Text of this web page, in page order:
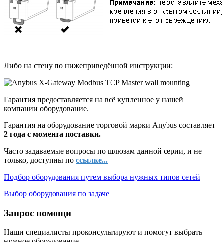
Либо на стену по нижеприведённой инструкции:
Гарантия предоставляется на всё купленное у нашей
компании оборудование.
Гарантия на оборудование торговой марки Anybus составляет
2 года с момента поставки.
Часто задаваемые вопросы по шлюзам данной серии, и не
только, доступны по ссылке...
Подбор оборудования путем выбора нужных типов сетей
Выбор оборудования по задаче
Запрос помощи
Наши специалисты проконсультируют и помогут выбрать